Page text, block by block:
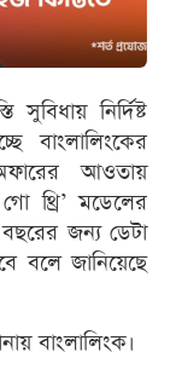
নির্দিষ্ট
বাংলালিংকের
আওতায়
থ্রি’ মডেলের
বছরের জন্য ডেটা
বলে জানিয়েছে
বাংলালিংক।